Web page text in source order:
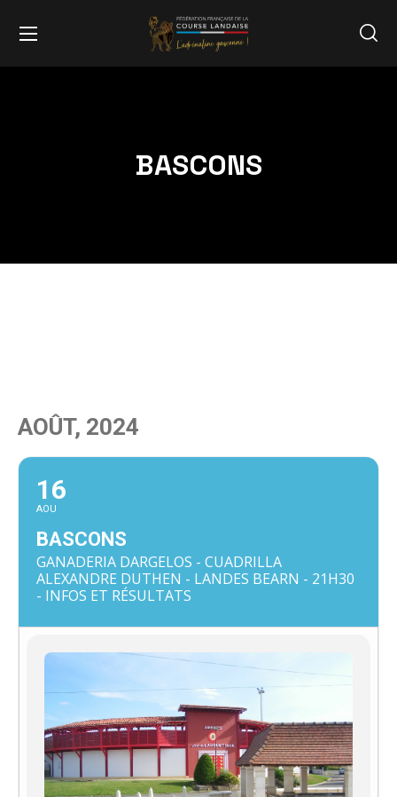
BASCONS
AOÛT, 2024
16
AOU
BASCONS
GANADERIA DARGELOS - CUADRILLA
ALEXANDRE DUTHEN - LANDES BEARN - 21H30
- INFOS ET RÉSULTATS